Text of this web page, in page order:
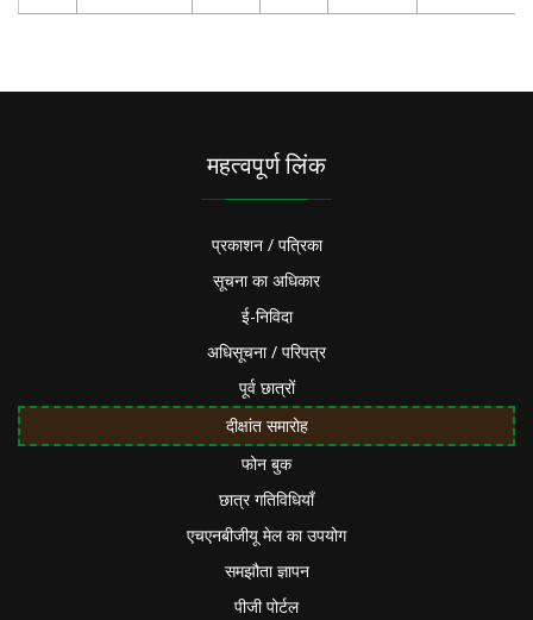
महत्वपूर्ण लिंक
प्रकाशन / पत्रिका
सूचना का अधिकार
ई-निविदा
अधिसूचना / परिपत्र
पूर्व छात्रों
दीक्षांत समारोह
फोन बुक
छात्र गतिविधियाँ
एचएनबीजीयू मेल का उपयोग
समझौता ज्ञापन
पीजी पोर्टल